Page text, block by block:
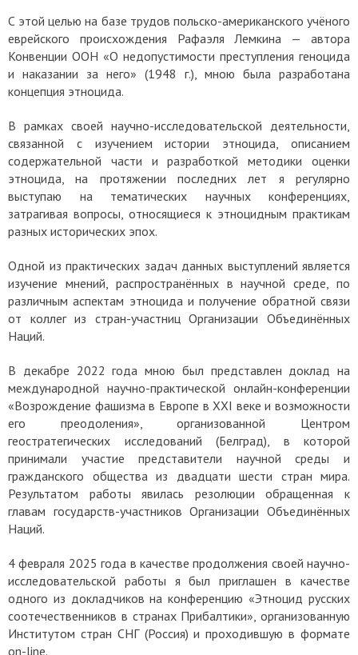
С этой целью на базе трудов польско-американского учёного
еврейского происхождения Рафаэля Лемкина — автора
Конвенции ООН «О недопустимости преступления геноцида
и наказании за него» (1948 г.), мною была разработана
концепция этноцида.
В рамках своей научно-исследовательской деятельности,
связанной с изучением истории этноцида, описанием
содержательной части и разработкой методики оценки
этноцида, на протяжении последних лет я регулярно
выступаю на тематических научных конференциях,
затрагивая вопросы, относящиеся к этноцидным практикам
разных исторических эпох.
Одной из практических задач данных выступлений является
изучение мнений, распространённых в научной среде, по
различным аспектам этноцида и получение обратной связи
от коллег из стран-участниц Организации Объединённых
Наций.
В декабре 2022 года мною был представлен доклад на
международной научно-практической онлайн-конференции
«Возрождение фашизма в Европе в XXI веке и возможности
его преодоления», организованной Центром
геостратегических исследований (Белград), в которой
принимали участие представители научной среды и
гражданского общества из двадцати шести стран мира.
Результатом работы явилась резолюции обращенная к
главам государств-участников Организации Объединённых
Наций.
4 февраля 2025 года в качестве продолжения своей научно-
исследовательской работы я был приглашен в качестве
одного из докладчиков на конференцию «Этноцид русских
соотечественников в странах Прибалтики», организованную
Институтом стран СНГ (Россия) и проходившую в формате
on-line.